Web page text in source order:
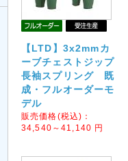
【LTD】3x2mmカ
ーブチェストジップ
長袖スプリング 既
成・フルオーダーモ
デル
販売価格(税込)：
34,540～41,140 円